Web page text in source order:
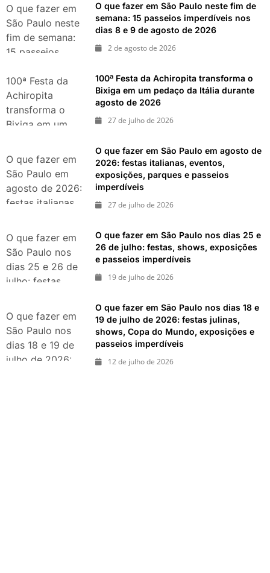
atrações para o
Dia dos Pais
O que fazer em
São Paulo neste
fim de semana:
15 passeios
dias 8 e 9 de
agosto de 2026
O que fazer em São Paulo neste fim de
semana: 15 passeios imperdíveis nos
dias 8 e 9 de agosto de 2026
2 de agosto de 2026
100ª Festa da
Achiropita
transforma o
Bixiga em um
durante agosto
de 2026
100ª Festa da Achiropita transforma o
Bixiga em um pedaço da Itália durante
agosto de 2026
27 de julho de 2026
O que fazer em
São Paulo em
agosto de 2026:
festas italianas,
exposições,
parques e
passeios
imperdíveis
O que fazer em São Paulo em agosto de
2026: festas italianas, eventos,
exposições, parques e passeios
imperdíveis
27 de julho de 2026
O que fazer em
São Paulo nos
dias 25 e 26 de
julho: festas,
exposições e
passeios
imperdíveis
O que fazer em São Paulo nos dias 25 e
26 de julho: festas, shows, exposições
e passeios imperdíveis
19 de julho de 2026
O que fazer em
São Paulo nos
dias 18 e 19 de
julho de 2026:
O que fazer em São Paulo nos dias 18 e
19 de julho de 2026: festas julinas,
shows, Copa do Mundo, exposições e
passeios imperdíveis
12 de julho de 2026